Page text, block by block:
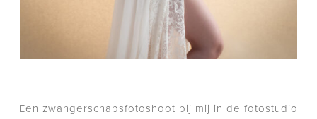
Een zwangerschapsfotoshoot bij mij in de fotostudio